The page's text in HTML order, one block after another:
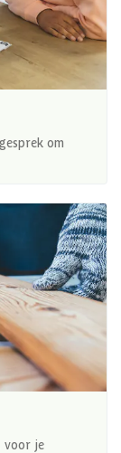
om
voor je